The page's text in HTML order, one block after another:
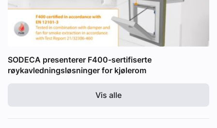
SODECA presenterer F400-sertifiserte
røykavledningsløsninger for kjølerom
Vis alle